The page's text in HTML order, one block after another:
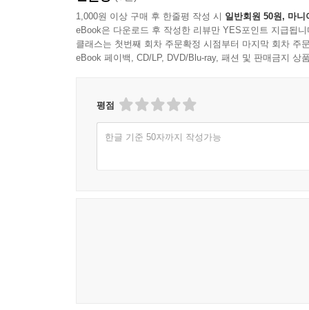
콘텐츠와 기능만 최적화해 전달하는 것이다.
이러한 책임감 있는 개발 원칙과 패턴을 적용하
◆ 이 책에서 다루는 내용
1,000원 이상 구매 후 한줄평 작성 시 일반회원 50원, 마니
eBook은 다운로드 후 작성한 리뷰만 YES포인트 지급됩니
클래스는 첫번째 회차 주문확정 시점부터 마지막 회차 주
eBook 페이백, CD/LP, DVD/Blu-ray, 패션 및 판매금지 상
평점
한글 기준 50자까지 작성가능